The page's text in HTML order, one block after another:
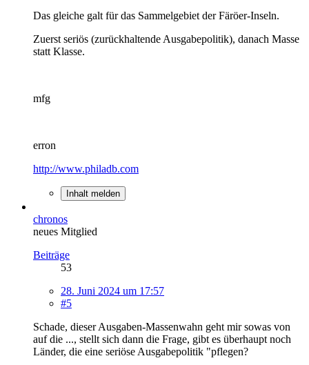
Das gleiche galt für das Sammelgebiet der Färöer-Inseln.
Zuerst seriös (zurückhaltende Ausgabepolitik), danach Masse
statt Klasse.
mfg
erron
http://www.philadb.com
Inhalt melden
chronos
neues Mitglied
Beiträge
53
28. Juni 2024 um 17:57
#5
Schade, dieser Ausgaben-Massenwahn geht mir sowas von
auf die ..., stellt sich dann die Frage, gibt es überhaupt noch
Länder, die eine seriöse Ausgabepolitik "pflegen?